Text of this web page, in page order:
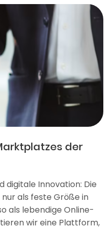
der
digitale Innovation: Die
als feste Größe in
als lebendige Online-
wir eine Plattform,